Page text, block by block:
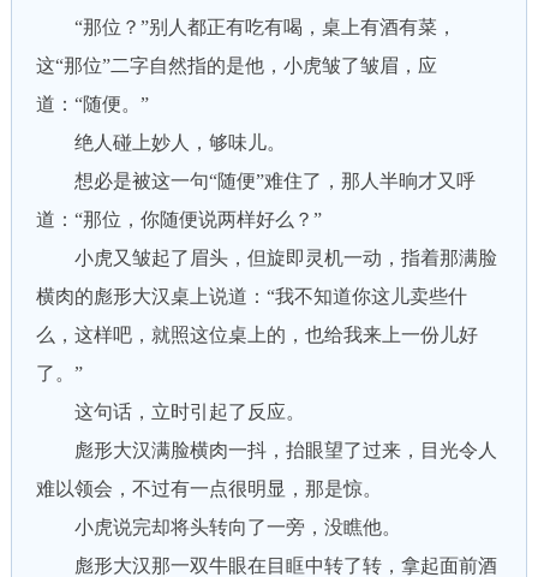
“那位？”别人都正有吃有喝，桌上有酒有菜，
这“那位”二字自然指的是他，小虎皱了皱眉，应
道：“随便。”
绝人碰上妙人，够味儿。
想必是被这一句“随便”难住了，那人半晌才又呼
道：“那位，你随便说两样好么？”
小虎又皱起了眉头，但旋即灵机一动，指着那满脸
横肉的彪形大汉桌上说道：“我不知道你这儿卖些什
么，这样吧，就照这位桌上的，也给我来上一份儿好
了。”
这句话，立时引起了反应。
彪形大汉满脸横肉一抖，抬眼望了过来，目光令人
难以领会，不过有一点很明显，那是惊。
小虎说完却将头转向了一旁，没瞧他。
彪形大汉那一双牛眼在目眶中转了转，拿起面前酒